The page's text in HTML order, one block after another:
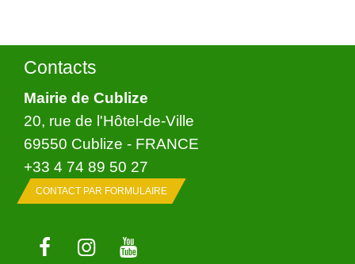
Contacts
Mairie de Cublize
20, rue de l'Hôtel-de-Ville
69550 Cublize - FRANCE
+33 4 74 89 50 27
CONTACT PAR FORMULAIRE